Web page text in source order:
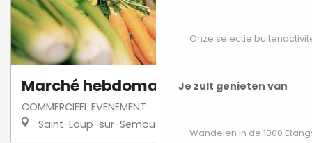
Onze selectie
Je zult genieten van
Wandelen in de 1000
Marché hebdomadaire
COMMERCIEEL EVENEMENT
Saint-Loup-sur-Semouse